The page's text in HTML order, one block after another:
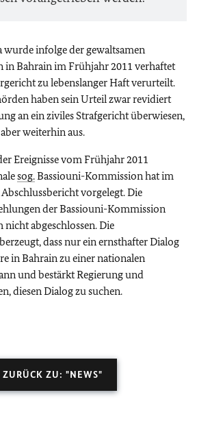
infolge der gewaltsamen
in Bahrain im Frühjahr 2011 verhaftet
zu lebenslanger Haft verurteilt.
haben sein Urteil zwar revidiert
an ein ziviles Strafgericht überwiesen,
weiterhin aus.
Ereignisse vom Frühjahr 2011
sog.Bassiouni-Kommission hat im
vorgelegt. Die
der Bassiouni-Kommission
abgeschlossen. Die
dass nur ein ernsthafter Dialog
in Bahrain zu einer nationalen
und bestärkt Regierung und
diesen Dialog zu suchen.
ZURÜCK ZU: "NEWS"